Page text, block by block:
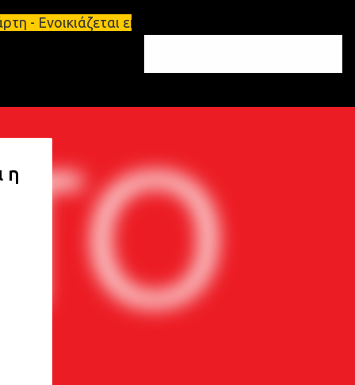
επιπλωμένο διαμέρισμα
η